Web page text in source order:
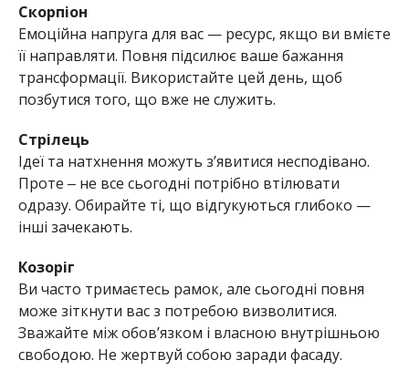
Скорпіон
Емоційна напруга для вас — ресурс, якщо ви вмієте
її направляти. Повня підсилює ваше бажання
трансформації. Використайте цей день, щоб
позбутися того, що вже не служить.
Стрілець
Ідеї та натхнення можуть з’явитися несподівано.
Проте ‒ не все сьогодні потрібно втілювати
одразу. Обирайте ті, що відгукуються глибоко —
інші зачекають.
Козоріг
Ви часто тримаєтесь рамок, але сьогодні повня
може зіткнути вас з потребою визволитися.
Зважайте між обов’язком і власною внутрішньою
свободою. Не жертвуй собою заради фасаду.